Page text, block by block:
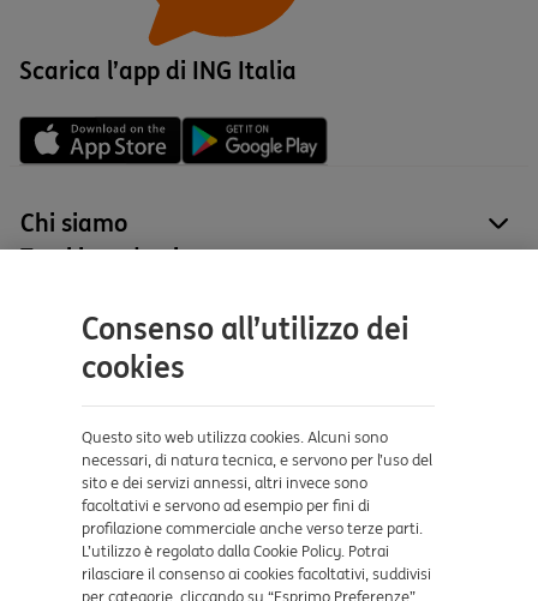
Scarica l’app di ING Italia
Chi siamo
Tutti i prodotti
Aiuto e supporto
Dove ci trovi
Certificazioni
Consenso all’utilizzo dei
cookies
Questo sito web utilizza cookies. Alcuni sono
necessari, di natura tecnica, e servono per l’uso del
sito e dei servizi annessi, altri invece sono
facoltativi e servono ad esempio per fini di
profilazione commerciale anche verso terze parti.
L’utilizzo è regolato dalla Cookie Policy. Potrai
rilasciare il consenso ai cookies facoltativi, suddivisi
per categorie, cliccando su “Esprimo Preferenze”.